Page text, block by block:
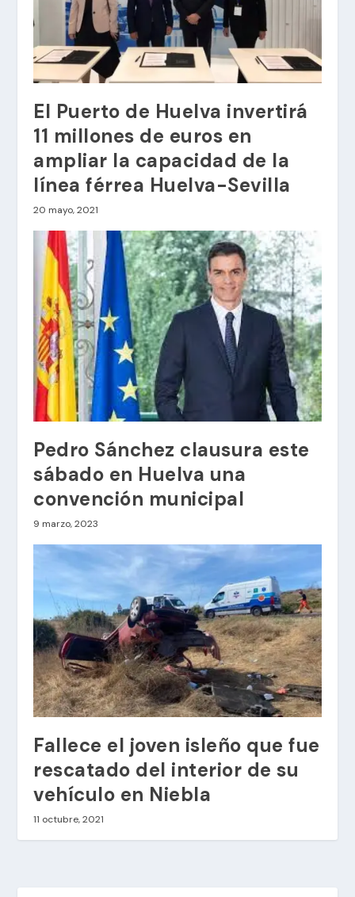
El Puerto de Huelva invertirá
11 millones de euros en
ampliar la capacidad de la
línea férrea Huelva-Sevilla
20 mayo, 2021
Pedro Sánchez clausura este
sábado en Huelva una
convención municipal
9 marzo, 2023
Fallece el joven isleño que fue
rescatado del interior de su
vehículo en Niebla
11 octubre, 2021